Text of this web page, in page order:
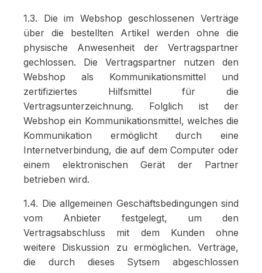
1.3. Die im Webshop geschlossenen Verträge
über die bestellten Artikel werden ohne die
physische Anwesenheit der Vertragspartner
gechlossen. Die Vertragspartner nutzen den
Webshop als Kommunikationsmittel und
zertifiziertes Hilfsmittel für die
Vertragsunterzeichnung. Folglich ist der
Webshop ein Kommunikationsmittel, welches die
Kommunikation ermöglicht durch eine
Internetverbindung, die auf dem Computer oder
einem elektronischen Gerät der Partner
betrieben wird.
1.4. Die allgemeinen Geschäftsbedingungen sind
vom Anbieter festgelegt, um den
Vertragsabschluss mit dem Kunden ohne
weitere Diskussion zu ermöglichen. Verträge,
die durch dieses Sytsem abgeschlossen